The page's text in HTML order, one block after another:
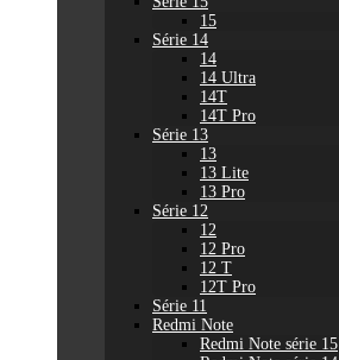
15
Série 14
14
14 Ultra
14T
14T Pro
Série 13
13
13 Lite
13 Pro
Série 12
12
12 Pro
12 T
12T Pro
Série 11
Redmi Note
Redmi Note série 15